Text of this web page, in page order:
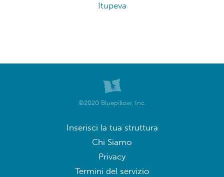
Itupeva
©2020 Bluepillow, Inc.
Inserisci la tua struttura
Chi Siamo
Privacy
Termini del servizio